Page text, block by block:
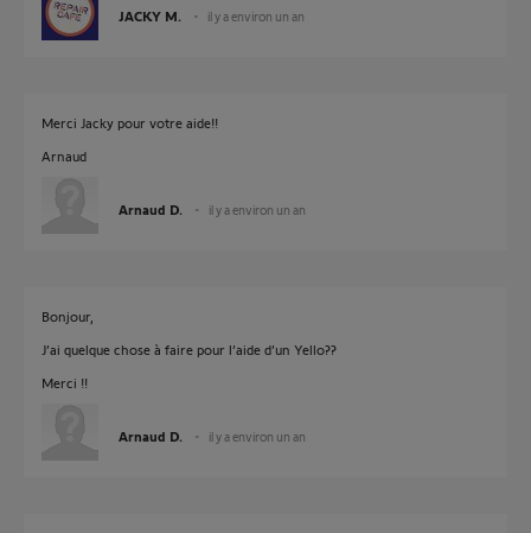
JACKY M. il y a environ un an
Merci Jacky pour votre aide!!
Arnaud
Arnaud D. il y a environ un an
Bonjour,
J’ai quelque chose à faire pour l’aide d’un Yello??
Merci !!
Arnaud D. il y a environ un an